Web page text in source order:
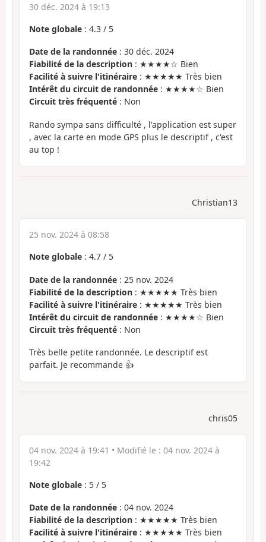
30 déc. 2024 à 19:13
Note globale : 4.3 / 5
Date de la randonnée : 30 déc. 2024
Fiabilité de la description : ★★★★☆ Bien
Facilité à suivre l'itinéraire : ★★★★★ Très bien
Intérêt du circuit de randonnée : ★★★★☆ Bien
Circuit très fréquenté : Non
Rando sympa sans difficulté , l'application est super
, avec la carte en mode GPS plus le descriptif , c'est
au top !
Christian13
25 nov. 2024 à 08:58
Note globale : 4.7 / 5
Date de la randonnée : 25 nov. 2024
Fiabilité de la description : ★★★★★ Très bien
Facilité à suivre l'itinéraire : ★★★★★ Très bien
Intérêt du circuit de randonnée : ★★★★☆ Bien
Circuit très fréquenté : Non
Très belle petite randonnée. Le descriptif est
parfait. Je recommande 👍
chris05
04 nov. 2024 à 19:41 • Modifié le : 04 nov. 2024 à
19:42
Note globale : 5 / 5
Date de la randonnée : 04 nov. 2024
Fiabilité de la description : ★★★★★ Très bien
Facilité à suivre l'itinéraire : ★★★★★ Très bien